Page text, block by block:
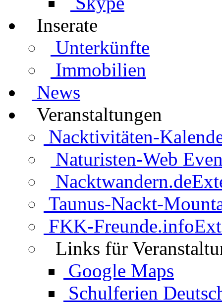
Inserate
Unterkünfte
Immobilien
News
Veranstaltungen
Nacktivitäten-
Naturisten-Web
Nacktwandern.de
Taunus-Nackt-
FKK-Freunde.info
Links für
Google Maps
Schulferien